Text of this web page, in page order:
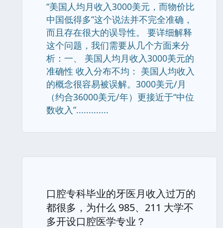
“美国人均月收入3000美元，而物价比
中国低得多”这个说法并不完全准确，
而且存在很大的误导性。 要详细解释
这个问题，我们需要从几个方面来分
析：一、 美国人均月收入3000美元的
准确性 收入分布不均： 美国人均收入
的概念很容易被误解。3000美元/月
（约合36000美元/年）更接近于“中位
数收入”.............
口腔专科毕业的牙医月收入过万的
都很多，为什么 985、211 大学不
多开设口腔医学专业？